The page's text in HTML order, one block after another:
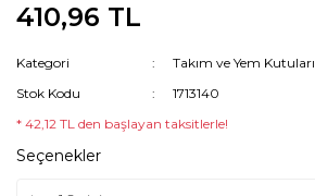
410,96 TL
Kategori
Takım ve Yem Kutuları
Stok Kodu
1713140
* 42,12 TL den başlayan taksitlerle!
Seçenekler